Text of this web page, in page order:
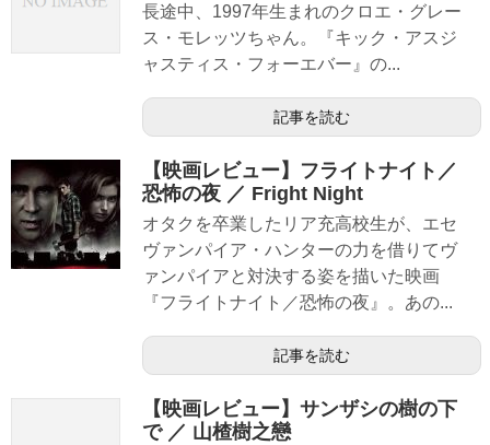
長途中、1997年生まれのクロエ・グレー
ス・モレッツちゃん。『キック・アスジ
ャスティス・フォーエバー』の...
記事を読む
【映画レビュー】フライトナイト／
恐怖の夜 ／ Fright Night
オタクを卒業したリア充高校生が、エセ
ヴァンパイア・ハンターの力を借りてヴ
ァンパイアと対決する姿を描いた映画
『フライトナイト／恐怖の夜』。あの...
記事を読む
【映画レビュー】サンザシの樹の下
で ／ 山楂樹之戀